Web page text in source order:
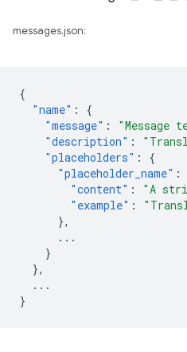
messages.json:
{
"name" :
{
"message" :
"Message
"description" :
"placeholders" :
{
"placeholder_name" :
"content" :
"A
"example" :
},
...
}
},
...
}